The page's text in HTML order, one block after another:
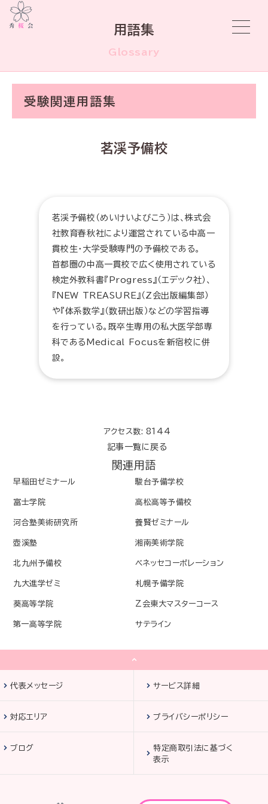
用語集
Glossary
受験関連用語集
茗渓予備校
茗渓予備校（めいけいよびこう）は、株式会
社教育春秋社により運営されている中高一
貫校生・大学受験専門の予備校である。
首都圏の中高一貫校で広く使用されている
検定外教科書『Progress』（エデック社）、
『NEW TREASURE』（Z会出版編集部）
や『体系数学』（数研出版）などの学習指導
を行っている。既卒生専用の私大医学部専
科であるMedical Focusを新宿校に併
設。
アクセス数: 8144
記事一覧に戻る
関連用語
早稲田ゼミナール 駿台予備学校
富士学院 高松高等予備校
河合塾美術研究所 養賢ゼミナール
壺溪塾 湘南美術学院
北九州予備校 ベネッセコーポレーション
九大進学ゼミ 札幌予備学院
葵高等学院 Z会東大マスターコース
第一高等学院 サテライン
代表メッセージ サービス詳細
対応エリア プライバシーポリシー
ブログ
特定商取引法に基づく
表示